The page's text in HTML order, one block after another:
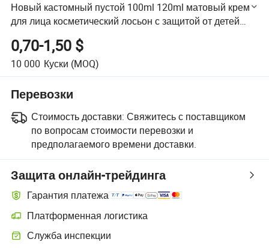
Новый кастомный пустой 100ml 120ml матовый крем
для лица косметический лосьон с защитой от детей
роскошный безвоздушный насосный флакон с
насосом
0,70-1,50 $
10 000 Куски (MOQ)
Перевозки
Стоимость доставки: Свяжитесь с поставщиком
по вопросам стоимости перевозки и
предполагаемого времени доставки.
Защита онлайн-трейдинга
Гарантия платежа
Платформенная логистика
Более удобное отслеживание отправлений благодаря
Служба инспекции
Дополнительная предпродажная инспекция для проверки